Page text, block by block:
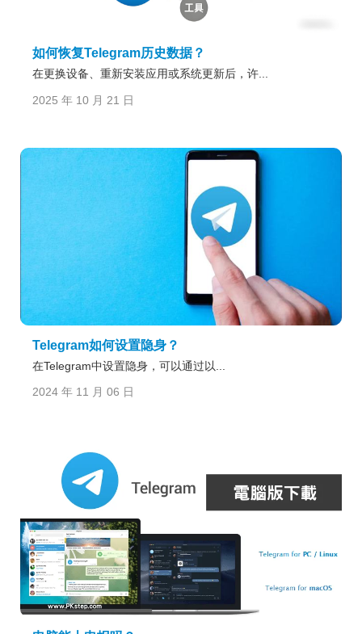
如何恢复Telegram历史数据？
在更换设备、重新安装应用或系统更新后，许...
2025 年 10 月 21 日
Telegram如何设置隐身？
在Telegram中设置隐身，可以通过以...
2024 年 11 月 06 日